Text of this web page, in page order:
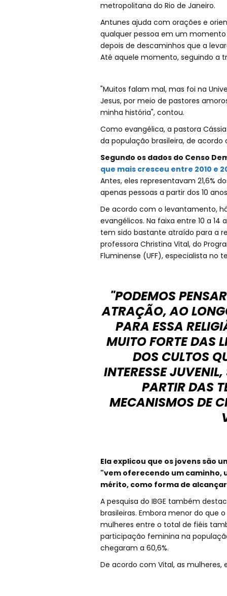
metropolitana do Rio de Janeiro.
Antunes ajuda com orações e
qualquer pessoa em um momento
depois de descaminhos que a
Até aquele momento, seguindo a
"Muitos falam mal, mas foi na
Jesus, por meio de pastores
minha história", contou.
Como evangélica, a pastora
da população brasileira, de acordo
Segundo os dados do Censo
que mais cresceu entre 2010 e
Antes, eles representavam 21,6%
apenas pessoas a partir dos 10 anos
De acordo com o levantamento,
evangélicos. Na faixa entre 10 a 14
tem sido bastante atraído para a
professora Christina Vital, do
Fluminense (UFF), especialista no
"PODEMOS
ATRAÇÃO, AO
PARA ESSA
MUITO FORTE DAS
DOS CULTOS
INTERESSE
PARTIR DAS
MECANISMOS DE
Ela explicou que os jovens são
"vem oferecendo um caminho,
mérito, como forma de
A pesquisa do IBGE também
brasileiras. Embora menor do que
mulheres entre o total de fiéis
participação feminina na
chegaram a 60,6%.
De acordo com Vital, as mulheres,